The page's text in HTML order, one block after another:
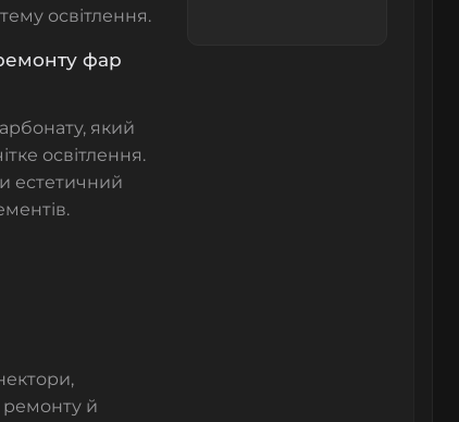
освітлення.
фар
який
освітлення.
естетичний
ремонту й